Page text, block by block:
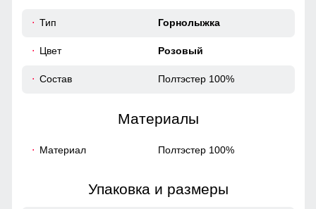
Тип Горнолыжка
Цвет Розовый
Состав Полтэстер 100%
Материалы
Материал Полтэстер 100%
Упаковка и размеры